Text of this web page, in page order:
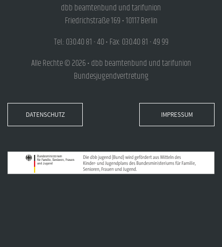
dbb beamtenbund und tarifunion
Friedrichstraße 169 • 10117 Berlin
Tel.: 030.40 81 - 40 • Fax: 030.40 81 - 49 99
Alle Rechte © 2026 • dbb beamtenbund und tarifunion
Bundesjugendvertretung
DATENSCHUTZ IMPRESSUM